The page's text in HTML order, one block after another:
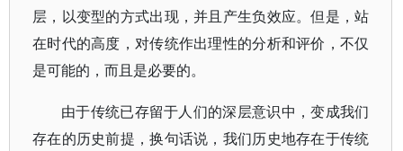
层，以变型的方式出现，并且产生负效应。但是，站
在时代的高度，对传统作出理性的分析和评价，不仅
是可能的，而且是必要的。
由于传统已存留于人们的深层意识中，变成我们
存在的历史前提，换句话说，我们历史地存在于传统